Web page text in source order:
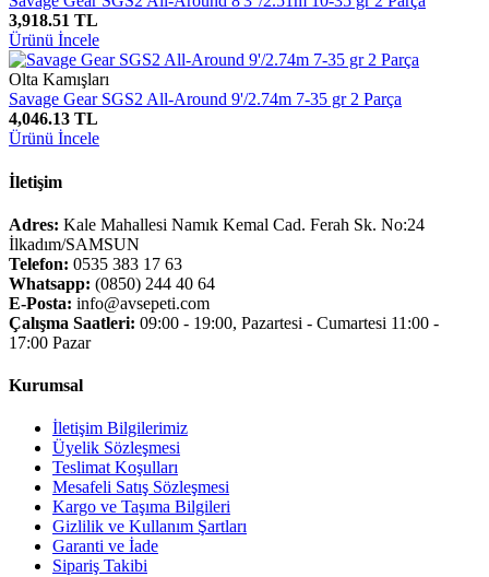
3,918.51 TL
Ürünü İncele
Olta Kamışları
Savage Gear SGS2 All-Around 9'/2.74m 7-35 gr 2 Parça
4,046.13 TL
Ürünü İncele
İletişim
Adres: Kale Mahallesi Namık Kemal Cad. Ferah Sk. No:24
İlkadım/SAMSUN
Telefon: 0535 383 17 63
Whatsapp: (0850) 244 40 64
E-Posta: info@avsepeti.com
Çalışma Saatleri: 09:00 - 19:00, Pazartesi - Cumartesi 11:00 -
17:00 Pazar
Kurumsal
İletişim Bilgilerimiz
Üyelik Sözleşmesi
Teslimat Koşulları
Mesafeli Satış Sözleşmesi
Kargo ve Taşıma Bilgileri
Gizlilik ve Kullanım Şartları
Garanti ve İade
Sipariş Takibi